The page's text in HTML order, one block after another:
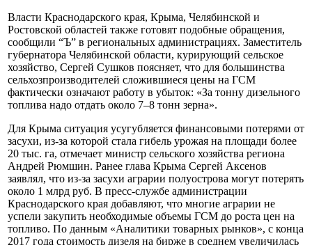
Власти Краснодарского края, Крыма, Челябинской и
Ростовской областей также готовят подобные обращения,
сообщили “Ъ” в региональных администрациях. Заместитель
губернатора Челябинской области, курирующий сельское
хозяйство, Сергей Сушков поясняет, что для большинства
сельхозпроизводителей сложившиеся цены на ГСМ
фактически означают работу в убыток: «За тонну дизельного
топлива надо отдать около 7–8 тонн зерна».
Для Крыма ситуация усугубляется финансовыми потерями от
засухи, из-за которой стала гибель урожая на площади более
20 тыс. га, отмечает министр сельского хозяйства региона
Андрей Рюмшин. Ранее глава Крыма Сергей Аксенов
заявлял, что из-за засухи аграрии полуострова могут потерять
около 1 млрд руб. В пресс-службе администрации
Краснодарского края добавляют, что многие аграрии не
успели закупить необходимые объемы ГСМ до роста цен на
топливо. По данным «Аналитики товарных рынков», с конца
2017 года стоимость дизеля на бирже в среднем увеличилась